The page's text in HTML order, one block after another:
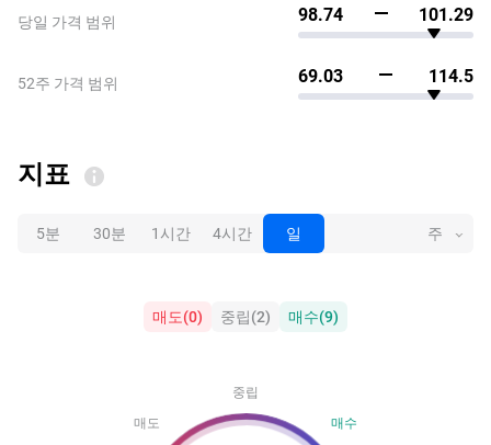
당일 가격 범위
52주 가격 범위
98.74 101.29
69.03 114.5
지표
5분 30분 1시간 4시간 일 주
매도(0) 중립(2) 매수(9)
중립
매도
매수